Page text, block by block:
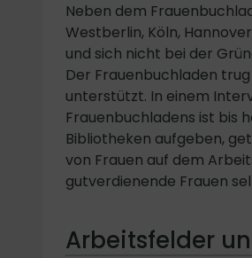
Neben dem
Westberlin, Köln,
und sich nicht bei der
Der Frauenbuchladen
unterstützt. In einem
Frauenbuchladens ist bis
Bibliotheken aufgeben,
von Frauen auf dem
gutverdienende Frauen
Arbeitsfelder